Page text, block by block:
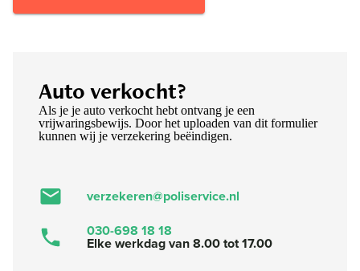
Auto verkocht?
Als je je auto verkocht hebt ontvang je een
vrijwaringsbewijs. Door het uploaden van dit formulier
kunnen wij je verzekering beëindigen.
verzekeren@poliservice.nl
030-698 18 18
Elke werkdag van 8.00 tot 17.00